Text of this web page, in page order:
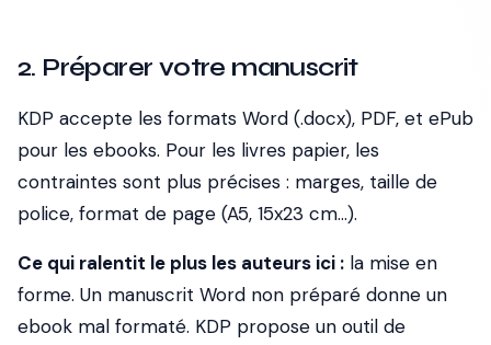
2. Préparer votre manuscrit
KDP accepte les formats Word (.docx), PDF, et ePub
pour les ebooks. Pour les livres papier, les
contraintes sont plus précises : marges, taille de
police, format de page (A5, 15x23 cm...).
Ce qui ralentit le plus les auteurs ici : la mise en
forme. Un manuscrit Word non préparé donne un
ebook mal formaté. KDP propose un outil de